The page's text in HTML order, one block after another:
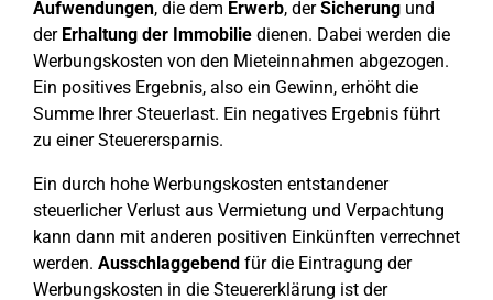
Aufwendungen, die dem Erwerb, derSicherung und
der Erhaltung der Immobilie dienen. Dabei werden die
Werbungskosten von den Mieteinnahmen abgezogen.
Ein positives Ergebnis, also ein Gewinn, erhöht die
Summe Ihrer Steuerlast. Ein negatives Ergebnis führt
zu einer Steuerersparnis.
Ein durch hohe Werbungskosten entstandener
steuerlicher Verlust aus Vermietung und Verpachtung
kann dann mit anderen positiven Einkünften verrechnet
werden. Ausschlaggebend für die Eintragung der
Werbungskosten in die Steuererklärung ist der